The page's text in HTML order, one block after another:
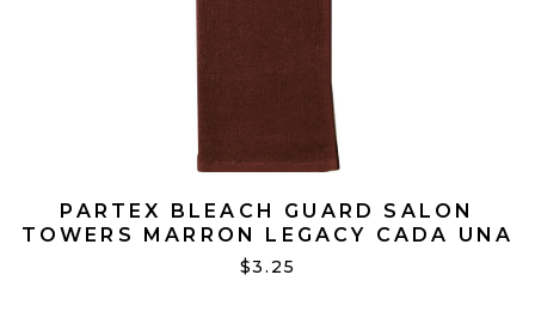
PARTEX BLEACH GUARD SALON
TOWERS MARRON LEGACY CADA UNA
$3.25